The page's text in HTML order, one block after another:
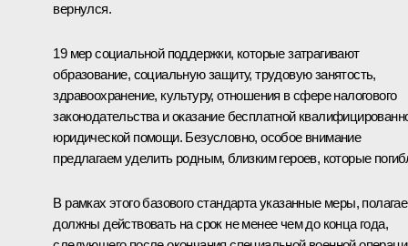
вернулся.
19 мер социальной поддержки, которые затрагивают
образование, социальную защиту, трудовую занятость,
здравоохранение, культуру, отношения в сфере налогового
законодательства и оказание бесплатной
юридической помощи. Безусловно, особое внимание
предлагаем уделить родным, близким героев, которые
В рамках этого базового стандарта указанные меры,
должны действовать на срок не менее чем до конца года,